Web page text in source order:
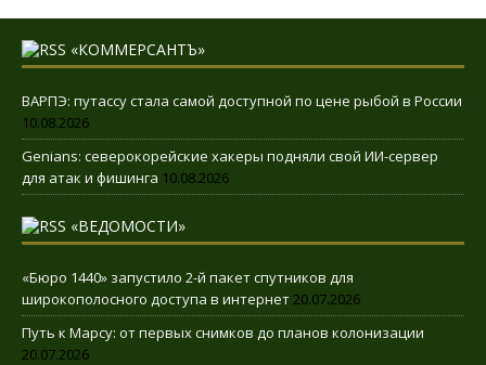
«КОММЕРСАНТЪ»
ВАРПЭ: путассу стала самой доступной по цене рыбой в России
10.08.2026
Genians: северокорейские хакеры подняли свой ИИ-сервер
для атак и фишинга 10.08.2026
«ВЕДОМОСТИ»
«Бюро 1440» запустило 2-й пакет спутников для
широкополосного доступа в интернет20.07.2026
Путь к Марсу: от первых снимков до планов колонизации
20.07.2026